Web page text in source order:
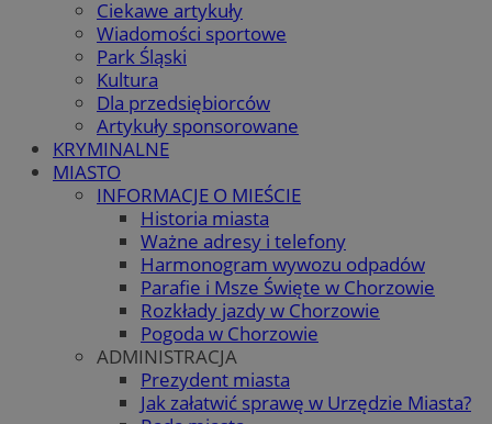
Ciekawe artykuły
Wiadomości sportowe
Park Śląski
Kultura
Dla przedsiębiorców
Artykuły sponsorowane
KRYMINALNE
MIASTO
INFORMACJE O MIEŚCIE
Historia miasta
Ważne adresy i telefony
Harmonogram wywozu odpadów
Parafie i Msze Święte w Chorzowie
Rozkłady jazdy w Chorzowie
Pogoda w Chorzowie
ADMINISTRACJA
Prezydent miasta
Jak załatwić sprawę w Urzędzie Miasta?